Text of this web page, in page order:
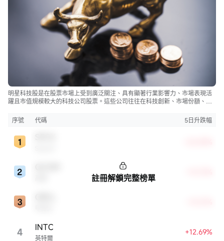
明星科技股是在股票市場上受到廣泛關注、具有顯著行業影響力、市場表現活
躍且市值規模較大的科技公司股票。這些公司往往在科技創新、市場份額、品
市，特別是科技行業板塊乃至全球經濟具有顯著影響。
序號 代碼 5日升跌幅
4 英特爾
INTC +12.69%
註冊解鎖完整榜單